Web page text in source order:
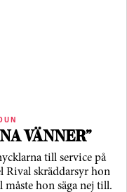
VÄNNER”
till service på
Rival skräddarsyr hon
måste hon säga nej till.